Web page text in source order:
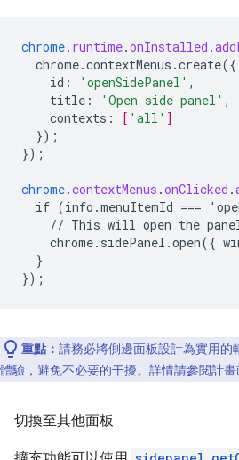
chrome. runtime.onInstalled .
chrome.contextMenus.create({
id : 'openSidePanel' ,
title : 'Open side panel' ,
contexts : [ 'all' ]
});
});
chrome.contextMenus .onClicked .
if (info.menuItemId ===
// This will open the
chrome.sidePanel.open({
}
});
重點： 請務必將側邊面板設計為實用的
體驗，避免不必要的干擾。詳情請參閱計
切換至其他面板